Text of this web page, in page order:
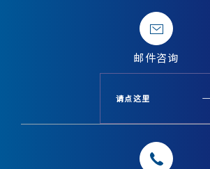
邮件咨询
请点这里